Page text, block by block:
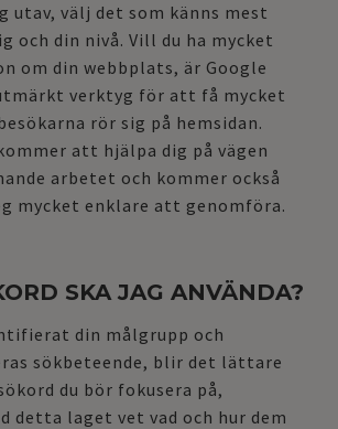
utav, välj det som känns mest
och din nivå. Vill du ha mycket
om din webbplats, är Google
verktyg för att få mycket
rör sig på hemsidan.
att hjälpa dig på vägen
arbetet och kommer också
mycket enklare att genomföra.
SKA JAG ANVÄNDA?
din målgrupp och
sökbeteende, blir det lättare
du bör fokusera på,
detta laget vet vad och hur dem